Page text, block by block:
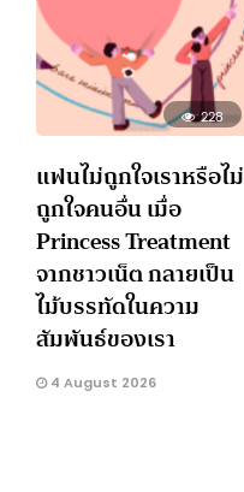
228
แฟนไม่ถูกใจเราหรือไม่
ถูกใจคนอื่น เมื่อ
Princess Treatment
จากชาวเน็ต กลายเป็น
ไม้บรรทัดในความ
สัมพันธ์ของเรา
4 August 2026